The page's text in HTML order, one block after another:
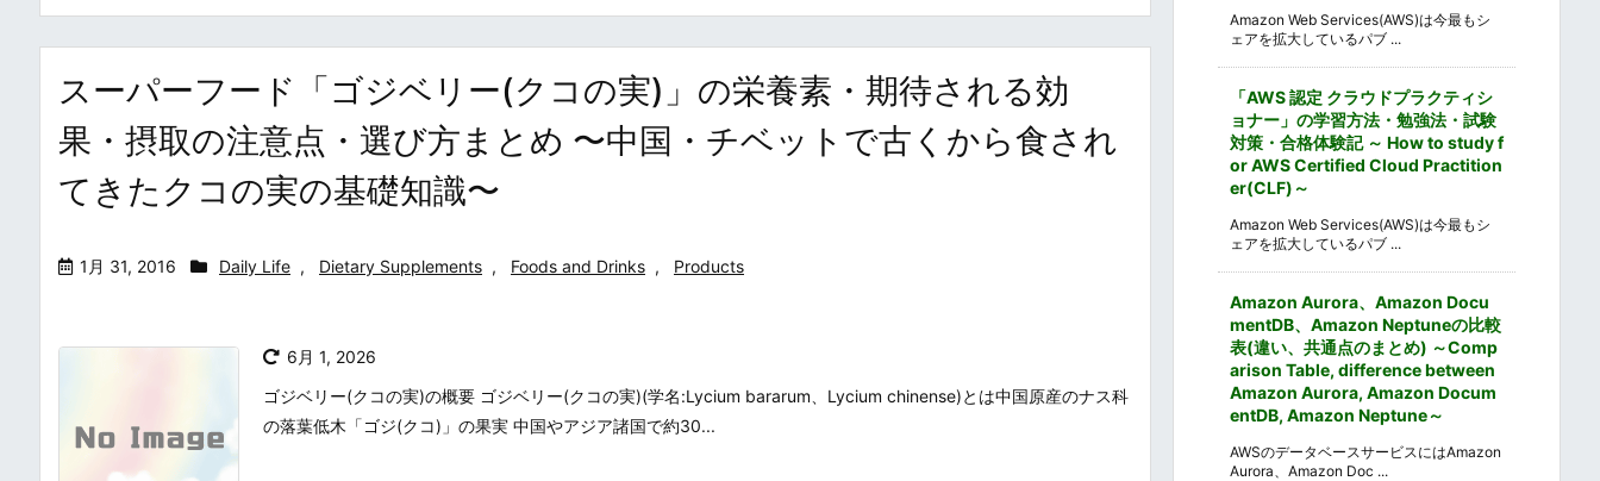
スーパーフード「ゴジベリー(クコの実)」の栄養素・期待される効
果・摂取の注意点・選び方まとめ 〜中国・チベットで古くから食され
てきたクコの実の基礎知識〜
1月 31, 2016 Daily Life , Dietary Supplements , Foods and Drinks , Products
6月 1, 2026
ゴジベリー(クコの実)の概要 ゴジベリー(クコの実)(学名:Lycium bararum、Lycium chinense)とは中国原産のナス科
の落葉低木「ゴジ(クコ)」の果実 中国やアジア諸国で約30...
Amazon Web Services(AWS)は今最もシ
ェアを拡大しているパブ ...
「AWS 認定 クラウドプラクティシ
ョナー」の学習方法・勉強法・試験
対策・合格体験記 ～ How to study f
or AWS Certified Cloud Practition
er(CLF)～
Amazon Web Services(AWS)は今最もシ
ェアを拡大しているパブ ...
Amazon Aurora、Amazon Docu
mentDB、Amazon Neptuneの比較
表(違い、共通点のまとめ) ～Comp
arison Table, difference between
Amazon Aurora, Amazon Docum
entDB, Amazon Neptune～
AWSのデータベースサービスにはAmazon
Aurora、Amazon Doc ...